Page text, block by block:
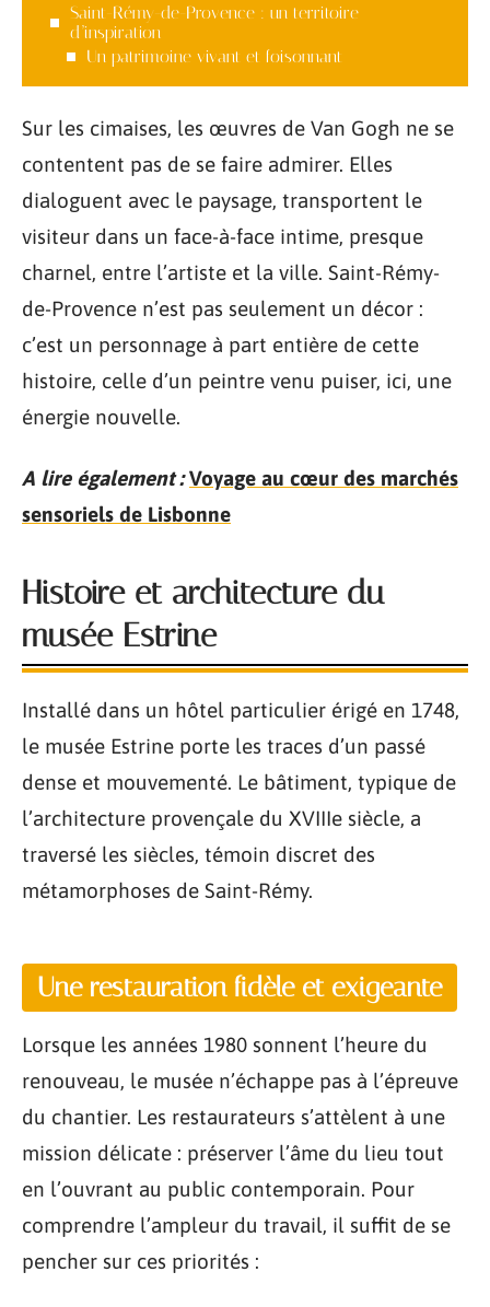
Saint-Rémy-de-Provence : un territoire
d’inspiration
Un patrimoine vivant et foisonnant
Sur les cimaises, les œuvres de Van Gogh ne se
contentent pas de se faire admirer. Elles
dialoguent avec le paysage, transportent le
visiteur dans un face-à-face intime, presque
charnel, entre l’artiste et la ville. Saint-Rémy-
de-Provence n’est pas seulement un décor :
c’est un personnage à part entière de cette
histoire, celle d’un peintre venu puiser, ici, une
énergie nouvelle.
A lire également : Voyage au cœur des marchés
sensoriels de Lisbonne
Histoire et architecture du
musée Estrine
Installé dans un hôtel particulier érigé en 1748,
le musée Estrine porte les traces d’un passé
dense et mouvementé. Le bâtiment, typique de
l’architecture provençale du XVIIIe siècle, a
traversé les siècles, témoin discret des
métamorphoses de Saint-Rémy.
Une restauration fidèle et exigeante
Lorsque les années 1980 sonnent l’heure du
renouveau, le musée n’échappe pas à l’épreuve
du chantier. Les restaurateurs s’attèlent à une
mission délicate : préserver l’âme du lieu tout
en l’ouvrant au public contemporain. Pour
comprendre l’ampleur du travail, il suffit de se
pencher sur ces priorités :